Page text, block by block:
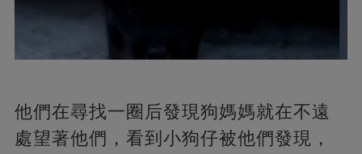
他們在尋找一圈后發現狗媽媽就在不遠
處望著他們，看到小狗仔被他們發現，